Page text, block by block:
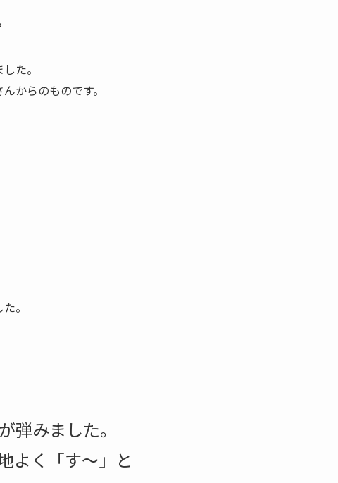
た。
からのものです。
。
弾みました。
よく「す～」と